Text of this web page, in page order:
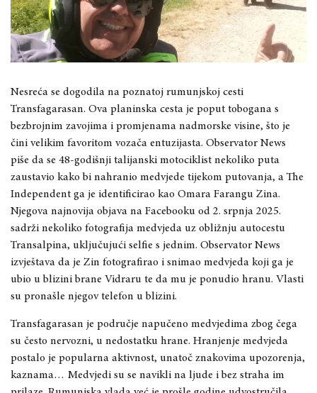
Nesreća se dogodila na poznatoj rumunjskoj cesti
Transfagarasan. Ova planinska cesta je poput tobogana s
bezbrojnim zavojima i promjenama nadmorske visine, što je
čini velikim favoritom vozača entuzijasta. Observator News
piše da se 48-godišnji talijanski motociklist nekoliko puta
zaustavio kako bi nahranio medvjede tijekom putovanja, a The
Independent ga je identificirao kao Omara Farangu Zina.
Njegova najnovija objava na Facebooku od 2. srpnja 2025.
sadrži nekoliko fotografija medvjeda uz obližnju autocestu
Transalpina, uključujući selfie s jednim. Observator News
izvještava da je Zin fotografirao i snimao medvjeda koji ga je
ubio u blizini brane Vidraru te da mu je ponudio hranu. Vlasti
su pronašle njegov telefon u blizini.
Transfagarasan je područje napučeno medvjedima zbog čega
su često nervozni, u nedostatku hrane. Hranjenje medvjeda
postalo je popularna aktivnost, unatoč znakovima upozorenja,
kaznama… Medvjedi su se navikli na ljude i bez straha im